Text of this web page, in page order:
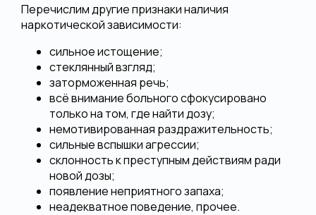
Перечислим другие признаки наличия
наркотической зависимости:
сильное истощение;
стеклянный взгляд;
заторможенная речь;
всё внимание больного сфокусировано
только на том, где найти дозу;
немотивированная раздражительность;
сильные вспышки агрессии;
склонность к преступным действиям ради
новой дозы;
появление неприятного запаха;
неадекватное поведение, прочее.